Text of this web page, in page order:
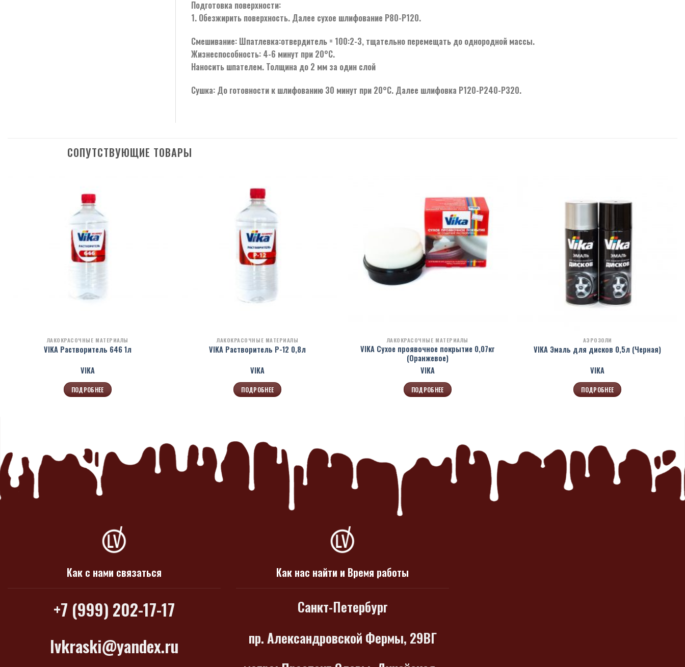
Подготовка поверхности:
1. Обезжирить поверхность. Далее сухое шлифование Р80-Р120.
Смешивание: Шпатлевка:отвердитель = 100:2-3, тщательно перемещать до однородной массы.
Жизнеспособность: 4-6 минут при 20°С.
Наносить шпателем. Толщина до 2 мм за один слой
Сушка: До готовности к шлифованию 30 минут при 20°С. Далее шлифовка Р120-Р240-Р320.
СОПУТСТВУЮЩИЕ ТОВАРЫ
ЛАКОКРАСОЧНЫЕ МАТЕРИАЛЫ
VIKA Растворитель 646 1л
VIKA
ПОДРОБНЕЕ
ЛАКОКРАСОЧНЫЕ МАТЕРИАЛЫ
VIKA Растворитель Р-12 0,8л
VIKA
ПОДРОБНЕЕ
ЛАКОКРАСОЧНЫЕ МАТЕРИАЛЫ
VIKA Сухое проявочное покрытие 0,07кг
(Оранжевое)
VIKA
ПОДРОБНЕЕ
АЭРОЗОЛИ
VIKA Эмаль для дисков 0,5л (Черная)
VIKA
ПОДРОБНЕЕ
Как с нами связаться
+7 (999) 202-17-17
lvkraski@yandex.ru
Как нас найти и Время работы
Санкт-Петербург
пр. Александровской Фермы, 29ВГ